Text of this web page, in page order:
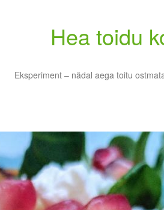
Hea toidu
Eksperiment – nädal aega toitu